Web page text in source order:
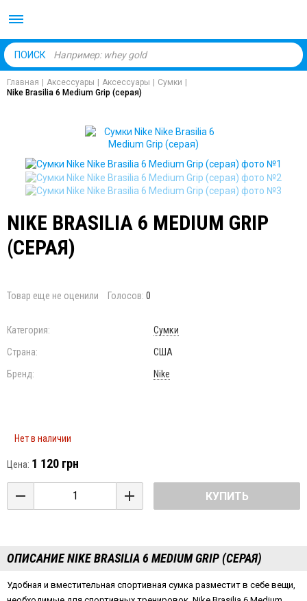
ПОИСК
Главная Аксессуары Аксессуары Сумки
Nike Brasilia 6 Medium Grip (серая)
NIKE BRASILIA 6 MEDIUM GRIP
(СЕРАЯ)
Товар еще не оценили Голосов: 0
Категория:
Сумки
Страна:
США
Бренд:
Nike
Нет в наличии
Цена: 1 120 грн
КУПИТЬ
ОПИСАНИЕ NIKE BRASILIA 6 MEDIUM GRIP (СЕРАЯ)
Удобная и вместительная спортивная сумка разместит в себе вещи,